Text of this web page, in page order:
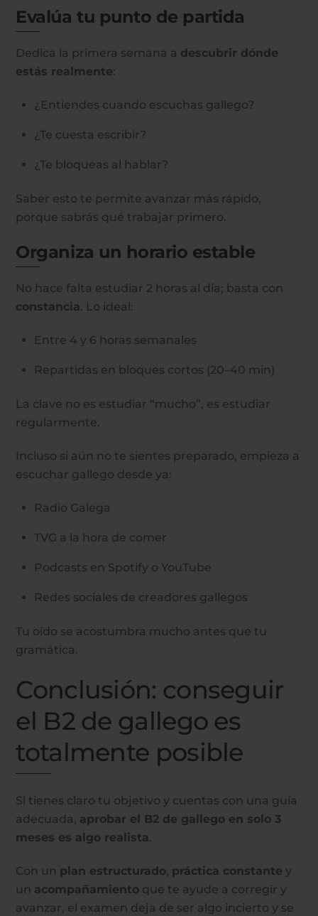
Evalúa tu punto de partida
Dedica la primera semana a descubrir dónde
estás realmente:
¿Entiendes cuando escuchas gallego?
¿Te cuesta escribir?
¿Te bloqueas al hablar?
Saber esto te permite avanzar más rápido,
porque sabrás qué trabajar primero.
Organiza un horario estable
No hace falta estudiar 2 horas al día; basta con
constancia. Lo ideal:
Entre 4 y 6 horas semanales
Repartidas en bloques cortos (20–40 min)
La clave no es estudiar “mucho”, es estudiar
regularmente.
Incluso si aún no te sientes preparado, empieza a
escuchar gallego desde ya:
Radio Galega
TVG a la hora de comer
Podcasts en Spotify o YouTube
Redes sociales de creadores gallegos
Tu oído se acostumbra mucho antes que tu
gramática.
Conclusión: conseguir
el B2 de gallego es
totalmente posible
Si tienes claro tu objetivo y cuentas con una guía
adecuada, aprobar el B2 de gallego en solo 3
meses es algo realista.
Con un plan estructurado, práctica constante y
un acompañamiento que te ayude a corregir y
avanzar, el examen deja de ser algo incierto y se